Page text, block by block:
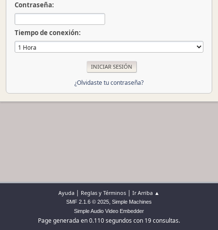
Contraseña:
Tiempo de conexión:
¿Olvidaste tu contraseña?
Ayuda | Reglas y Términos | Ir Arriba ▲
SMF 2.1.6 © 2025, Simple Machines
Simple Audio Video Embedder
Page generada en 0.110 segundos con 19 consultas.